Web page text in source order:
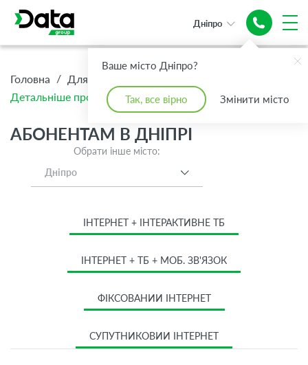
Ваше місто Дніпро?
Так, все вірно Змінити місто
Дніпро
Головна / Для Дому
Детальніше про тариф Базовий
АБОНЕНТАМ В ДНІПРІ
Обрати інше місто:
Дніпро
ІНТЕРНЕТ + ІНТЕРАКТИВНЕ ТБ
ІНТЕРНЕТ + ТБ + МОБ. ЗВ'ЯЗОК
ФІКСОВАНИЙ ІНТЕРНЕТ
СУПУТНИКОВИЙ ІНТЕРНЕТ